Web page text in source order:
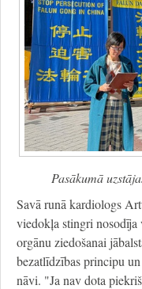
Pasākumā
Savā runā kardiologs
viedokļa stingri
orgānu ziedošanai
bezatlīdzības principu
nāvi. "Ja nav dota